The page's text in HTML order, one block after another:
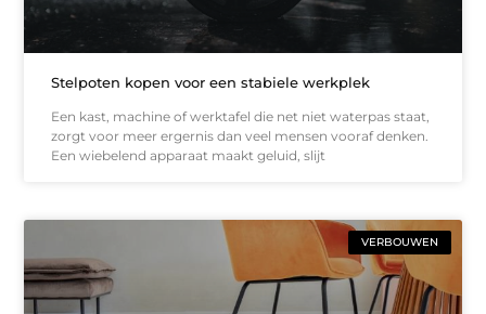
Stelpoten kopen voor een stabiele werkplek
Een kast, machine of werktafel die net niet waterpas staat,
zorgt voor meer ergernis dan veel mensen vooraf denken.
Een wiebelend apparaat maakt geluid, slijt
VERBOUWEN